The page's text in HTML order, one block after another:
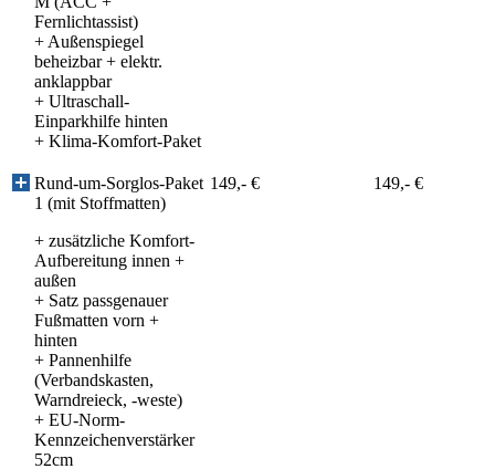
Fernlichtassist)
+ Außenspiegel
beheizbar + elektr.
anklappbar
+ Ultraschall-
Einparkhilfe hinten
+ Klima-Komfort-Paket
Rund-um-Sorglos-Paket
1 (mit Stoffmatten)
+ zusätzliche Komfort-
Aufbereitung innen +
außen
+ Satz passgenauer
Fußmatten vorn +
hinten
+ Pannenhilfe
(Verbandskasten,
Warndreieck, -weste)
+ EU-Norm-
Kennzeichenverstärker
52cm
149,- € 149,- €